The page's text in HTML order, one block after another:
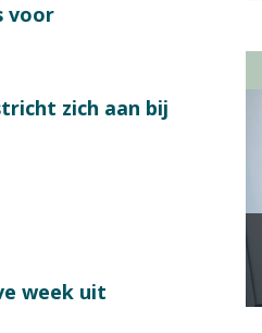
voor
zich aan bij
week uit